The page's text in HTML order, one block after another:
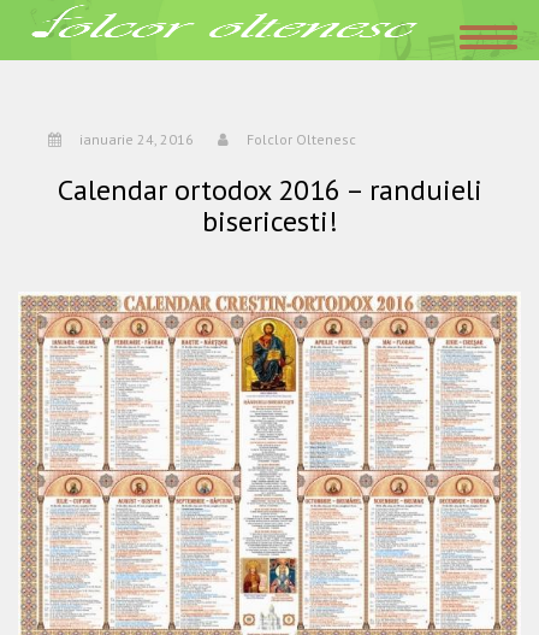
Acasa»Calendar ortodox 2016 – randuieli bisericesti!
Folclor Oltenesc
ianuarie 24, 2016 Folclor Oltenesc
Calendar ortodox 2016 – randuieli
bisericesti!